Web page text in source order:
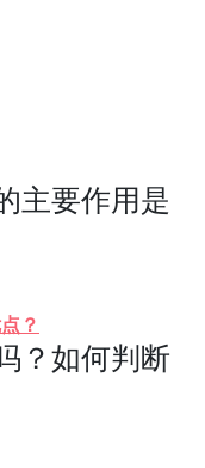
主要作用是
？
？如何判断